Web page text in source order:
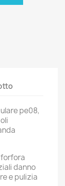
pe08,
forfora
danno
e pulizia